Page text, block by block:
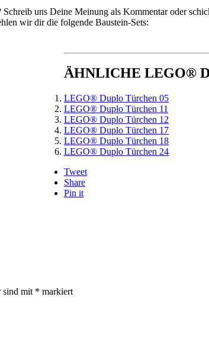
uns Deine Meinung als Kommentar oder
wir dir die folgende Baustein-Sets:
ÄHNLICHE LEGO®
LEGO® Duplo Türchen 05
LEGO® Duplo Türchen 11
LEGO® Duplo Türchen 12
LEGO® Duplo Türchen 17
LEGO® Duplo Türchen 18
LEGO® Duplo Türchen 24
Tweet
Share
Pin it
sind mit * markiert